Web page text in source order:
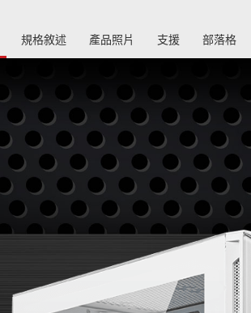
規格敘述 產品照片 支援 部落格